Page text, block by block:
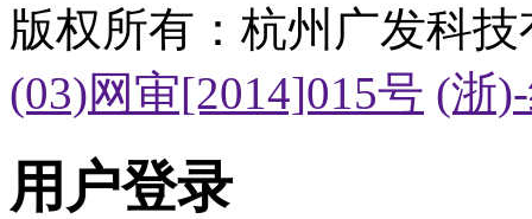
版权所有：杭州广发科
(03)网审[2014]015号 (浙
用户登录